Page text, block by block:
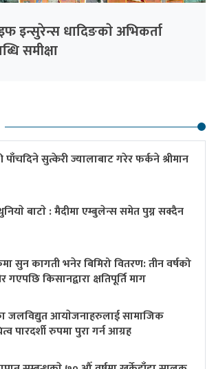
इन्सुरेन्स धादिङकाे अभिकर्ता
समीक्षा
सुत्केरी ज्यालाबाट गरेर फर्कने श्रीमान
बाटाे : मैदीमा एम्बुलेन्स समेत पुग्न सक्दैन
सुन कागती भनेर बिमिरो वितरण: तीन वर्षको
किसानद्वारा क्षतिपूर्ति माग
जलविद्युत आयाेजनाहरुलाई सामाजिक
पारदर्शी रुपमा पुरा गर्न आग्रह